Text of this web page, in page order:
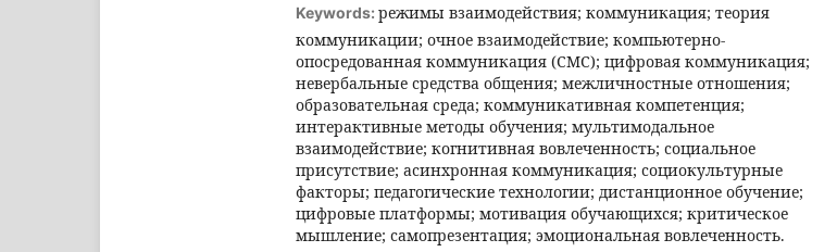
Keywords: режимы взаимодействия; коммуникация; теория
коммуникации; очное взаимодействие; компьютерно-
опосредованная коммуникация (CMC); цифровая коммуникация;
невербальные средства общения; межличностные отношения;
образовательная среда; коммуникативная компетенция;
интерактивные методы обучения; мультимодальное
взаимодействие; когнитивная вовлеченность; социальное
присутствие; асинхронная коммуникация; социокультурные
факторы; педагогические технологии; дистанционное обучение;
цифровые платформы; мотивация обучающихся; критическое
мышление; самопрезентация; эмоциональная вовлеченность.